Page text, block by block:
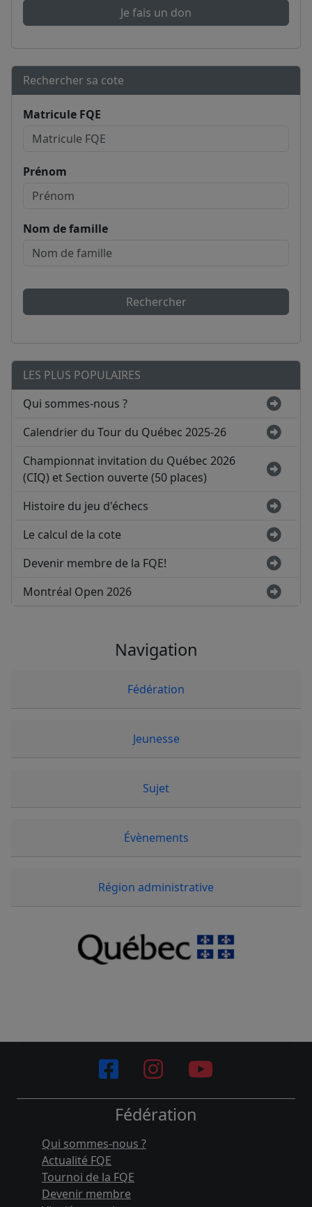
Je fais un don
Rechercher sa cote
Matricule FQE
Prénom
Nom de famille
Rechercher
LES PLUS POPULAIRES
Qui sommes-nous ?
Calendrier du Tour du Québec 2025-26
Championnat invitation du Québec 2026
(CIQ) et Section ouverte (50 places)
Histoire du jeu d'échecs
Le calcul de la cote
Devenir membre de la FQE!
Montréal Open 2026
Navigation
Fédération
Jeunesse
Sujet
Évènements
Région administrative
Fédération
Qui sommes-nous ?
Actualité FQE
Tournoi de la FQE
Devenir membre